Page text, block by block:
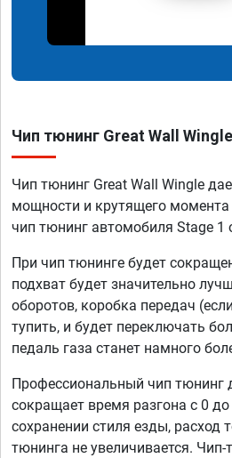
Чип тюнинг Great Wall
Чип тюнинг Great Wall Wingle
мощности и крутящего
чип тюнинг автомобиля Stage 1
При чип тюнинге будет
подхват будет значительно
оборотов, коробка передач
тупить, и будет переключать
педаль газа станет намного
Профессиональный чип тюнинг
сокращает время разгона с 0
сохранении стиля езды, расход
тюнинга не увеличивается. Чип-